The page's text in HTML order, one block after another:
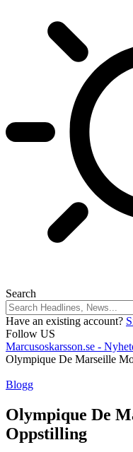
Search
Have an existing account?
Follow US
Marcusoskarsson.se -
Olympique De Marseille
Blogg
Olympique De
Oppstilling